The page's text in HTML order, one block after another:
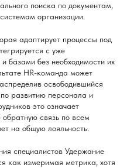
поиска по документам,
организации.
адаптирует процессы под
с уже
базами без необходимости их
HR-команда может
освободившийся
развитию персонала и
это означает
обратную связь по всем
на общую лояльность.
специалистов Удержание
как измеримая метрика, хотя